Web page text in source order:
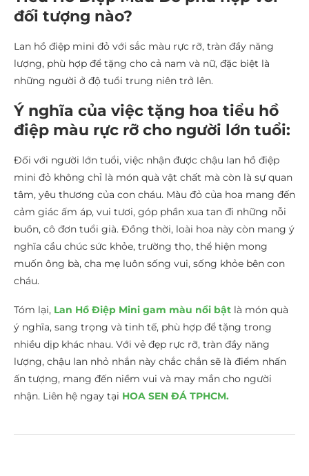
đối tượng nào?
Lan hồ điệp mini đỏ với sắc màu rực rỡ, tràn đầy năng
lượng, phù hợp để tặng cho cả nam và nữ, đặc biệt là
những người ở độ tuổi trung niên trở lên.
Ý nghĩa của việc tặng hoa tiểu hồ
điệp màu rực rỡ cho người lớn tuổi:
Đối với người lớn tuổi, việc nhận được chậu lan hồ điệp
mini đỏ không chỉ là món quà vật chất mà còn là sự quan
tâm, yêu thương của con cháu. Màu đỏ của hoa mang đến
cảm giác ấm áp, vui tươi, góp phần xua tan đi những nỗi
buồn, cô đơn tuổi già. Đồng thời, loài hoa này còn mang ý
nghĩa cầu chúc sức khỏe, trường thọ, thể hiện mong
muốn ông bà, cha mẹ luôn sống vui, sống khỏe bên con
cháu.
Tóm lại, Lan Hồ Điệp Mini gam màu nổi bật là món quà
ý nghĩa, sang trọng và tinh tế, phù hợp để tặng trong
nhiều dịp khác nhau. Với vẻ đẹp rực rỡ, tràn đầy năng
lượng, chậu lan nhỏ nhắn này chắc chắn sẽ là điểm nhấn
ấn tượng, mang đến niềm vui và may mắn cho người
nhận. Liên hệ ngay tại HOA SEN ĐÁ TPHCM.